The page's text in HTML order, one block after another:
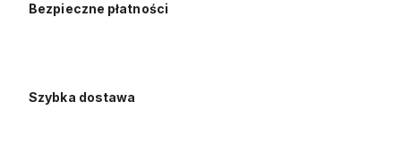
Bezpieczne płatności
Szybka dostawa